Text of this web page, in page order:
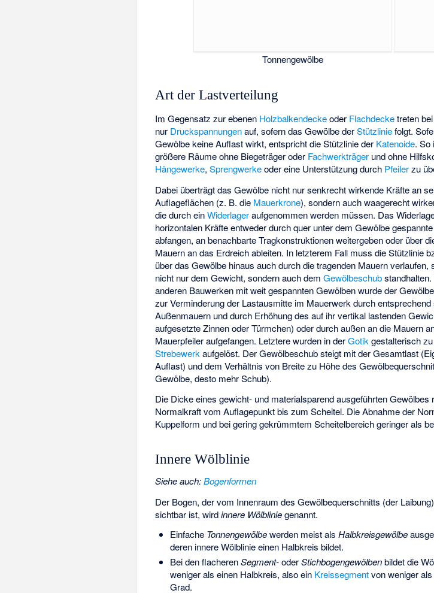
Tonnengewölbe
Art der Lastverteilung
Im Gegensatz zur ebenen Holzbalkendeckeoder Flachdecketreten
nur Druckspannungenauf, sofern das Gewölbe derStützliniefolgt.
Gewölbe keine Auflast wirkt, entspricht die Stützlinie der Katenoide. So
größere Räume ohne Biegeträgeroder Fachwerkträger und ohne
Hängewerke,Sprengwerkeoder eine Unterstützung durch Pfeilerzu
Dabei überträgt das Gewölbe nicht nur senkrecht wirkende Kräfte an
Auflageflächen (z. B. die Mauerkrone), sondern auch waagerecht
die durch einWiderlageraufgenommen werden müssen. Das
horizontalen Kräfte entweder durch quer unter dem Gewölbe
abfangen, an benachbarte Tragkonstruktionen weitergeben oder über
Mauern an das Erdreich ableiten. In letzterem Fall muss die Stützlinie
über das Gewölbe hinaus auch durch die tragenden Mauern verlaufen,
nicht nur dem Gewicht, sondern auch demGewölbeschub
anderen Bauwerken mit weit gespannten Gewölben wurde der
zur Verminderung der Lastausmitte im Mauerwerk durch
Außenmauern und durch Erhöhung des auf ihr vertikal lastenden
aufgesetzte Zinnen oder Türmchen) oder durch außen an die Mauern
Mauerpfeileraufgefangen. Letztere wurden in derGotik gestalterisch
Strebewerk aufgelöst. Der Gewölbeschub steigt mit der Gesamtlast
Auflast) und dem Verhältnis von Breite zu Höhe des
Gewölbe, desto mehr Schub).
Die Dicke eines gewicht- und materialsparend ausgeführten
Normalkraft vom Auflagepunkt bis zum Scheitel. Die Abnahme der
Kuppelform und bei gering gekrümmtem Scheitelbereich geringer als
Innere Wölblinie
Siehe auch:Bogenformen
Der Bogen, der vom Innenraum des Gewölbequerschnitts (der
sichtbar ist, wirdinnere Wölbliniegenannt.
Einfache Tonnengewölbewerden meist als Halbkreisgewölbe
deren innere Wölblinie einen Halbkreis bildet.
Bei den flacherenSegment-oderStichbogengewölbenbildet die
weniger als einen Halbkreis, also ein Kreissegmentvon weniger als
Grad.